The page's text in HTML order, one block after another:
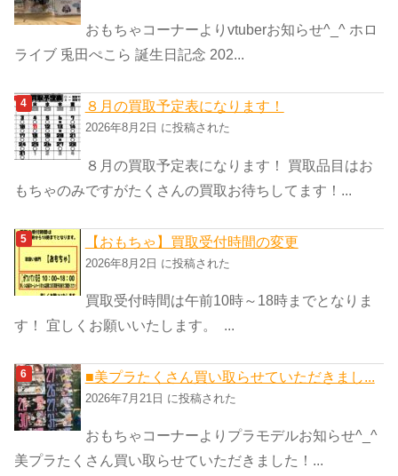
おもちゃコーナーよりvtuberお知らせ^_^ ホロ
ライブ 兎田ぺこら 誕生日記念 202...
８月の買取予定表になります！
2026年8月2日 に投稿された
８月の買取予定表になります！ 買取品目はお
もちゃのみですがたくさんの買取お待ちしてます！...
【おもちゃ】買取受付時間の変更
2026年8月2日 に投稿された
買取受付時間は午前10時～18時までとなりま
す！ 宜しくお願いいたします。 ...
■美プラたくさん買い取らせていただきまし...
2026年7月21日 に投稿された
おもちゃコーナーよりプラモデルお知らせ^_^
美プラたくさん買い取らせていただきました！...